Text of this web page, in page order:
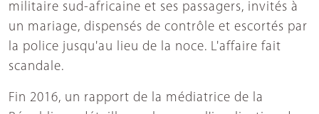
militaire sud-africaine et ses passagers, invités à
un mariage, dispensés de contrôle et escortés par
la police jusqu'au lieu de la noce. L'affaire fait
scandale.
Fin 2016, un rapport de la médiatrice de la